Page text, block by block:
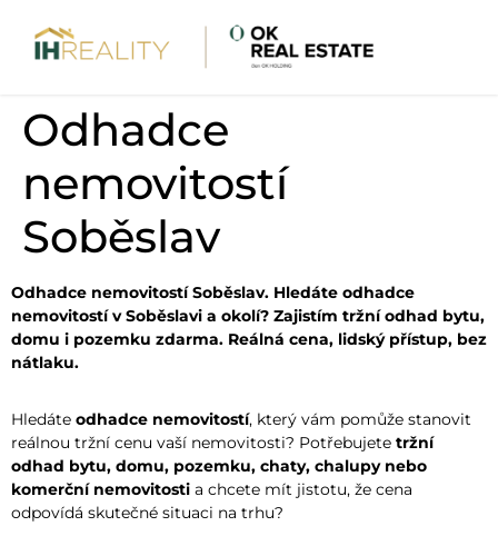
Odhadce
nemovitostí
Soběslav
Odhadce nemovitostí Soběslav. Hledáte odhadce
nemovitostí v Soběslavi a okolí? Zajistím tržní odhad bytu,
domu i pozemku zdarma. Reálná cena, lidský přístup, bez
nátlaku.
Hledáte odhadce nemovitostí, který vám pomůže stanovit
reálnou tržní cenu vaší nemovitosti? Potřebujete tržní
odhad bytu, domu, pozemku, chaty, chalupy nebo
komerční nemovitosti a chcete mít jistotu, že cena
odpovídá skutečné situaci na trhu?